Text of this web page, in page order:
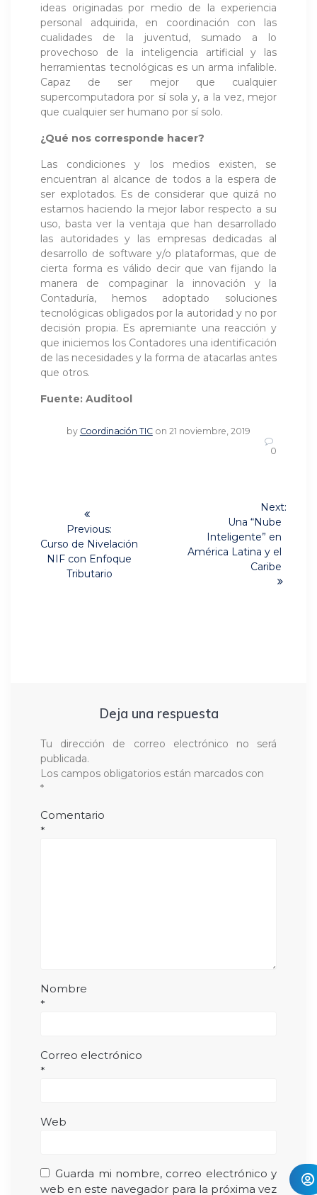
ideas originadas por medio de la experiencia
personal adquirida, en coordinación con las
cualidades de la juventud, sumado a lo
provechoso de la inteligencia artificial y las
herramientas tecnológicas es un arma infalible.
Capaz de ser mejor que cualquier
supercomputadora por sí sola y, a la vez, mejor
que cualquier ser humano por sí solo.
¿Qué nos corresponde hacer?
Las condiciones y los medios existen, se
encuentran al alcance de todos a la espera de
ser explotados. Es de considerar que quizá no
estamos haciendo la mejor labor respecto a su
uso, basta ver la ventaja que han desarrollado
las autoridades y las empresas dedicadas al
desarrollo de software y/o plataformas, que de
cierta forma es válido decir que van fijando la
manera de compaginar la innovación y la
Contaduría, hemos adoptado soluciones
tecnológicas obligados por la autoridad y no por
decisión propia. Es apremiante una reacción y
que iniciemos los Contadores una identificación
de las necesidades y la forma de atacarlas antes
que otros.
Fuente: Auditool
by Coordinación TIC on 21 noviembre, 2019
0
entradas
Previous:
Previous
post:
Curso de Nivelación
NIF con Enfoque
Tributario
Next:
Una “Nube
Inteligente” en
América Latina y el
Caribe
Deja una respuesta
Tu dirección de correo electrónico no será
publicada.
Los campos obligatorios están marcados con
*
Comentario
*
Nombre
*
Correo electrónico
*
Web
Guarda mi nombre, correo electrónico y
web en este navegador para la próxima vez